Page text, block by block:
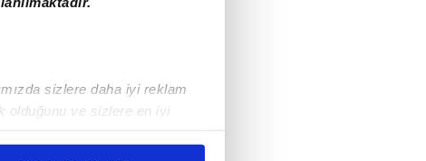
sizlere daha iyi reklam
olduğunu ve sizlere en iyi